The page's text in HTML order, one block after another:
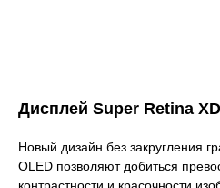
Дисплей Super Retina
Новый дизайн без закругления
OLED позволяют добиться